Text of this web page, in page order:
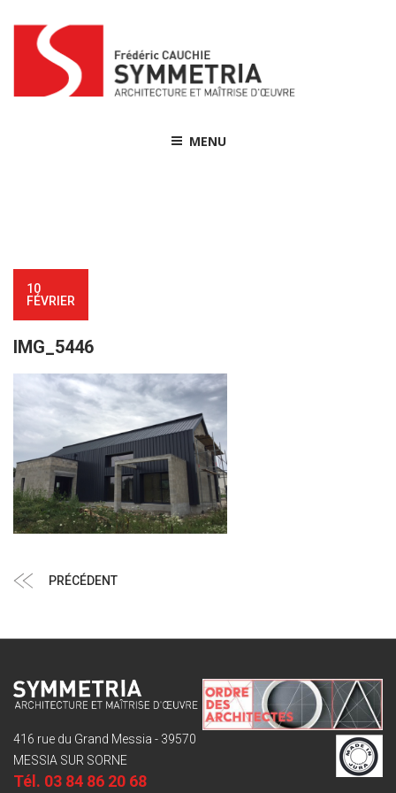
content
MENU
10
FÉVRIER
IMG_5446
de
Article
PRÉCÉDENT
416 rue du Grand Messia - 39570
MESSIA SUR SORNE
Tél. 03 84 86 20 68